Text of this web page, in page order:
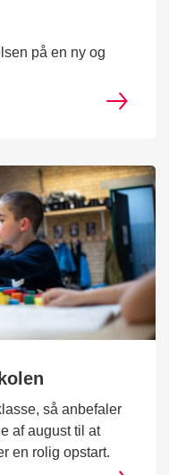
på en ny og
så anbefaler
af august til at
en rolig opstart.